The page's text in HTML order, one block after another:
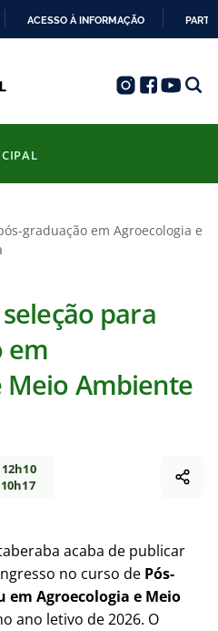
ACESSO À INFORMAÇÃO
graduação em Agroecologia e
para
em
Meio Ambiente
acaba de publicar
no curso de Pós-
em Agroecologia e Meio
ano letivo de 2026. O